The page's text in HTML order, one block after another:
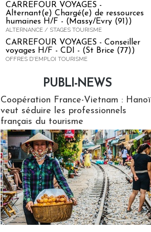
CARREFOUR VOYAGES -
Alternant(e) Chargé(e) de ressources
humaines H/F - (Massy/Evry (91))
ALTERNANCE / STAGES TOURISME
CARREFOUR VOYAGES - Conseiller
voyages H/F - CDI - (St Brice (77))
OFFRES D'EMPLOI TOURISME
PUBLI-NEWS
Coopération France-Vietnam : Hanoï
veut séduire les professionnels
français du tourisme